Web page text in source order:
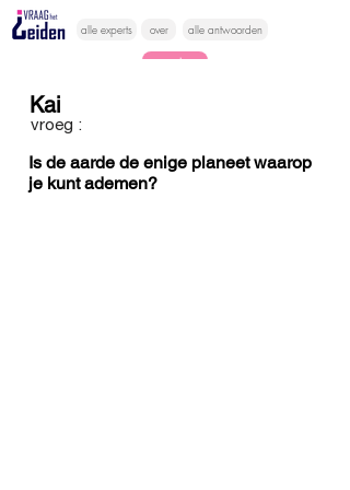
alle experts over alle antwoorden
vragen lessen
Kai
vroeg :
Is de aarde de enige planeet waarop
je kunt ademen?